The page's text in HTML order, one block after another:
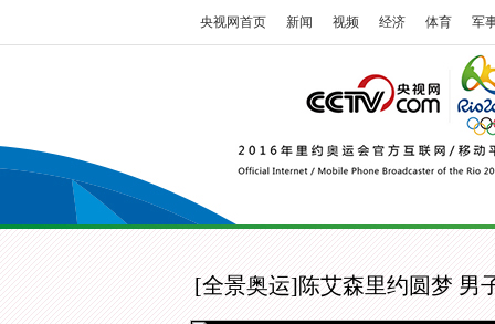
央视网首页 新闻 视频 经济 体育 军
[全景奥运]陈艾森里约圆梦 男